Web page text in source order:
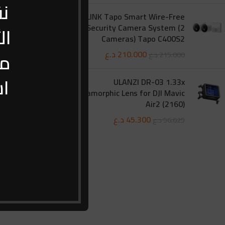
TP-LINK Tapo Smart Wire-Free
Security Camera System (2
Cameras) Tapo C400S2
210.000 د.ع
ULANZI DR-03 1.33x
Anamorphic Lens for DJI Mavic
Air2 (2160)
45.300 د.ع
Strip,
10
منتجات